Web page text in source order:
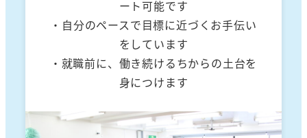
ート可能です
・自分のペースで目標に近づくお手伝い
をしています
・就職前に、働き続けるちからの土台を
身につけます